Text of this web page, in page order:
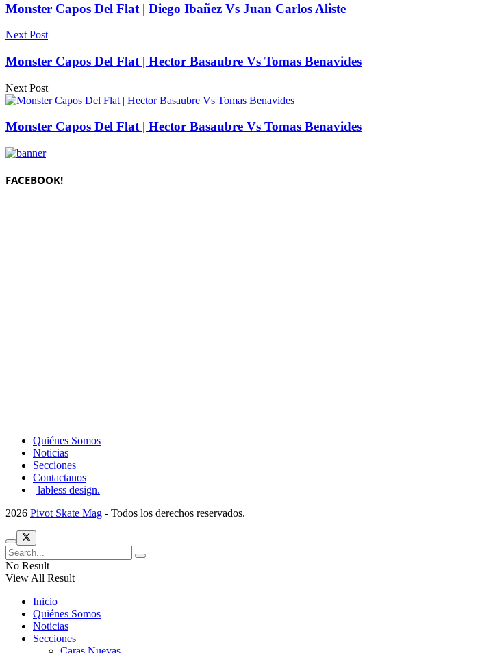
Monster Capos Del Flat | Diego Ibañez Vs Juan Carlos Aliste
Next Post
Monster Capos Del Flat | Hector Basaubre Vs Tomas Benavides
Next Post
Monster Capos Del Flat | Hector Basaubre Vs Tomas Benavides
FACEBOOK!
Quiénes Somos
Noticias
Secciones
Contactanos
| labless design.
2026 Pivot Skate Mag - Todos los derechos reservados.
No Result
View All Result
Inicio
Quiénes Somos
Noticias
Secciones
Caras Nuevas